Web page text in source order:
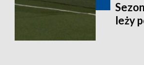
leży